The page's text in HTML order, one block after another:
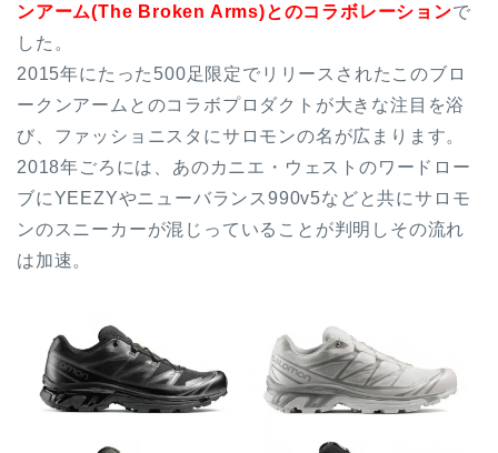
ンアーム(The Broken Arms)とのコラボレーションで
した。
2015年にたった500足限定でリリースされたこのブロ
ークンアームとのコラボプロダクトが大きな注目を浴
び、ファッショニスタにサロモンの名が広まります。
2018年ごろには、あのカニエ・ウェストのワードロー
ブにYEEZYやニューバランス990v5などと共にサロモ
ンのスニーカーが混じっていることが判明しその流れ
は加速。